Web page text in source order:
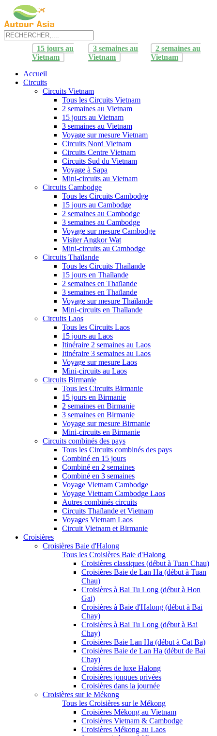
15 jours au
Vietnam
3 semaines au
Vietnam
2 semaines au
Vietnam
Accueil
Circuits
Circuits Vietnam
Tous les Circuits Vietnam
2 semaines au Vietnam
15 jours au Vietnam
3 semaines au Vietnam
Voyage sur mesure Vietnam
Circuits Nord Vietnam
Circuits Centre Vietnam
Circuits Sud du Vietnam
Voyage à Sapa
Mini-circuits au Vietnam
Circuits Cambodge
Tous les Circuits Cambodge
15 jours au Cambodge
2 semaines au Cambodge
3 semaines au Cambodge
Voyage sur mesure Cambodge
Visiter Angkor Wat
Mini-circuits au Cambodge
Circuits Thaïlande
Tous les Circuits Thaïlande
15 jours en Thaïlande
2 semaines en Thaïlande
3 semaines en Thaïlande
Voyage sur mesure Thaïlande
Mini-circuits en Thaïlande
Circuits Laos
Tous les Circuits Laos
15 jours au Laos
Itinéraire 2 semaines au Laos
Itinéraire 3 semaines au Laos
Voyage sur mesure Laos
Mini-circuits au Laos
Circuits Birmanie
Tous les Circuits Birmanie
15 jours en Birmanie
2 semaines en Birmanie
3 semaines en Birmanie
Voyage sur mesure Birmanie
Mini-circuits en Birmanie
Circuits combinés des pays
Tous les Circuits combinés des pays
Combiné en 15 jours
Combiné en 2 semaines
Combiné en 3 semaines
Voyage Vietnam Cambodge
Voyage Vietnam Cambodge Laos
Autres combinés circuits
Circuits Thaïlande et Vietnam
Voyages Vietnam Laos
Circuit Vietnam et Birmanie
Croisières
Croisières Baie d'Halong
Tous les Croisières Baie d'Halong
Croisières classiques (début à Tuan Chau)
Croisières Baie de Lan Ha (début à Tuan
Chau)
Croisières à Bai Tu Long (début à Hon
Gai)
Croisières à Baie d'Halong (début à Bai
Chay)
Croisières à Bai Tu Long (début à Bai
Chay)
Croisières Baie Lan Ha (début à Cat Ba)
Croisières Baie de Lan Ha (début de Bai
Chay)
Croisières de luxe Halong
Croisières jonques privées
Croisières dans la journée
Croisières sur le Mékong
Tous les Croisières sur le Mékong
Croisières Mékong au Vietnam
Croisières Vietnam & Cambodge
Croisières Mékong au Laos